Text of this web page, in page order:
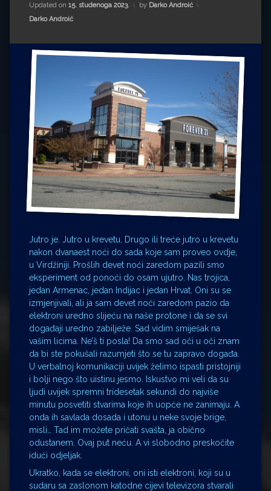
Impressum
Milenko Strižak
Matea Andrić
Ljiljana Lekanić-Kljaić
Željko Krznarić
Mario Lovreković
Miroslav Šantek
Updated on 15. studenoga 2023. by Darko Androić
Kategorije:
Darko Androić
Jutro je. Jutro u krevetu. Drugo ili treće jutro u krevetu
nakon dvanaest noći do sada koje sam proveo ovdje,
u Virdžiniji. Prošlih devet noći zaredom pazili smo
eksperiment od ponoći do osam ujutro. Nas trojica,
jedan Armenac, jedan Indijac i jedan Hrvat. Oni su se
izmjenjivali, ali ja sam devet noći zaredom pazio da
elektroni uredno slijeću na naše protone i da se svi
događaji uredno zabilježe. Sad vidim smiješak na
vašim licima. Ne’š ti posla! Da smo sad oči u oči znam
da bi ste pokušali razumjeti što se tu zapravo događa.
U verbalnoj komunikaciji uvijek želimo ispasti pristojniji
i bolji nego što uistinu jesmo. Iskustvo mi veli da su
ljudi uvijek spremni tridesetak sekundi do najviše
minutu posvetiti stvarima koje ih uopće ne zanimaju. A
onda ih savlada dosada i utonu u neke svoje brige,
misli… Tad im možete pričati svašta, ja obično
odustanem. Ovaj put neću. A vi slobodno preskočite
idući odjeljak.
Ukratko, kada se elektroni, oni isti elektroni, koji su u
sudaru sa zaslonom katodne cijevi televizora stvarali